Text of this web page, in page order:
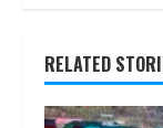
RELATED